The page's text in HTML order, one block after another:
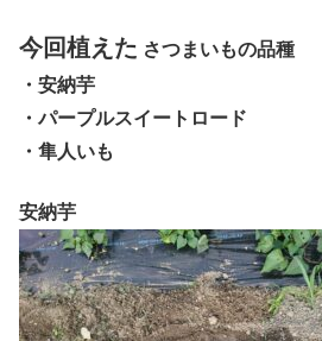
今回植えた さつまいもの品種
・安納芋
・パープルスイートロード
・隼人いも
安納芋